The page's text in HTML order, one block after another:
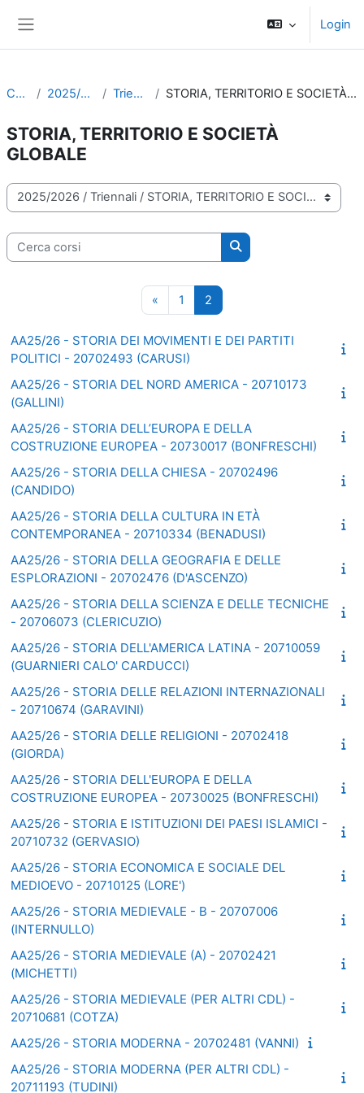
Login
Corsi 2025/2026 Triennali STORIA, TERRITORIO E SOCIETÀ GLOBALE
STORIA, TERRITORIO E SOCIETÀ
GLOBALE
Categorie di corso
Cerca corsi
Cerca corsi
« Pagina precedente
1 Pagina 1
2
AA25/26 - STORIA DEI MOVIMENTI E DEI PARTITI
POLITICI - 20702493 (CARUSI)
AA25/26 - STORIA DEL NORD AMERICA - 20710173
(GALLINI)
AA25/26 - STORIA DELL’EUROPA E DELLA
COSTRUZIONE EUROPEA - 20730017 (BONFRESCHI)
AA25/26 - STORIA DELLA CHIESA - 20702496
(CANDIDO)
AA25/26 - STORIA DELLA CULTURA IN ETÀ
CONTEMPORANEA - 20710334 (BENADUSI)
AA25/26 - STORIA DELLA GEOGRAFIA E DELLE
ESPLORAZIONI - 20702476 (D'ASCENZO)
AA25/26 - STORIA DELLA SCIENZA E DELLE TECNICHE
- 20706073 (CLERICUZIO)
AA25/26 - STORIA DELL'AMERICA LATINA - 20710059
(GUARNIERI CALO' CARDUCCI)
AA25/26 - STORIA DELLE RELAZIONI INTERNAZIONALI
- 20710674 (GARAVINI)
AA25/26 - STORIA DELLE RELIGIONI - 20702418
(GIORDA)
AA25/26 - STORIA DELL'EUROPA E DELLA
COSTRUZIONE EUROPEA - 20730025 (BONFRESCHI)
AA25/26 - STORIA E ISTITUZIONI DEI PAESI ISLAMICI -
20710732 (GERVASIO)
AA25/26 - STORIA ECONOMICA E SOCIALE DEL
MEDIOEVO - 20710125 (LORE')
AA25/26 - STORIA MEDIEVALE - B - 20707006
(INTERNULLO)
AA25/26 - STORIA MEDIEVALE (A) - 20702421
(MICHETTI)
AA25/26 - STORIA MEDIEVALE (PER ALTRI CDL) -
20710681 (COTZA)
AA25/26 - STORIA MODERNA - 20702481 (VANNI)
AA25/26 - STORIA MODERNA (PER ALTRI CDL) -
20711193 (TUDINI)